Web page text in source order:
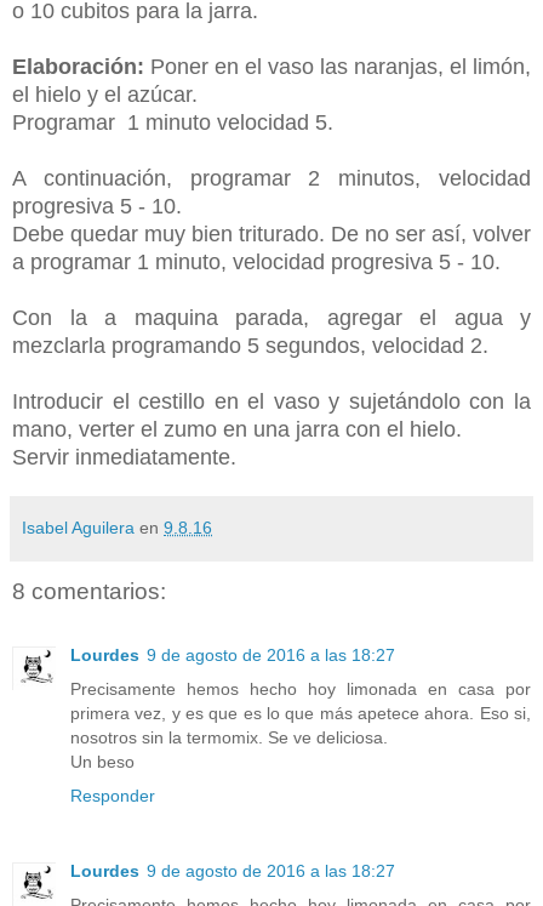
o 10 cubitos para la jarra.
Elaboración: Poner en el vaso las naranjas, el limón,
el hielo y el azúcar.
Programar 1 minuto velocidad 5.
A continuación, programar 2 minutos, velocidad
progresiva 5 - 10.
Debe quedar muy bien triturado. De no ser así, volver
a programar 1 minuto, velocidad progresiva 5 - 10.
Con la a maquina parada, agregar el agua y
mezclarla programando 5 segundos, velocidad 2.
Introducir el cestillo en el vaso y sujetándolo con la
mano, verter el zumo en una jarra con el hielo.
Servir inmediatamente.
Isabel Aguilera en 9.8.16
8 comentarios:
Lourdes 9 de agosto de 2016 a las 18:27
Precisamente hemos hecho hoy limonada en casa por
primera vez, y es que es lo que más apetece ahora. Eso si,
nosotros sin la termomix. Se ve deliciosa.
Un beso
Responder
Lourdes 9 de agosto de 2016 a las 18:27